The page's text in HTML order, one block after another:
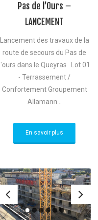
Pas de l’Ours –
LANCEMENT
Lancement des travaux de la
route de secours du Pas de
l'ours dans le Queyras Lot 01
- Terrassement /
Confortement Groupement
Allamann...
En savoir plus